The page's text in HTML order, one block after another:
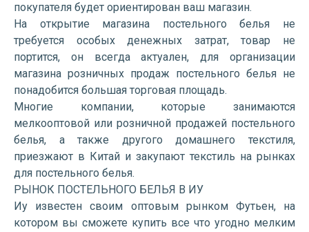
покупателя будет ориентирован ваш магазин.
На открытие магазина постельного белья не
требуется особых денежных затрат, товар не
портится, он всегда актуален, для организации
магазина розничных продаж постельного белья не
понадобится большая торговая площадь.
Многие компании, которые занимаются
мелкооптовой или розничной продажей постельного
белья, а также другого домашнего текстиля,
приезжают в Китай и закупают текстиль на рынках
для постельного белья.
РЫНОК ПОСТЕЛЬНОГО БЕЛЬЯ В ИУ
Иу известен своим оптовым рынком Футьен, на
котором вы сможете купить все что угодно мелким